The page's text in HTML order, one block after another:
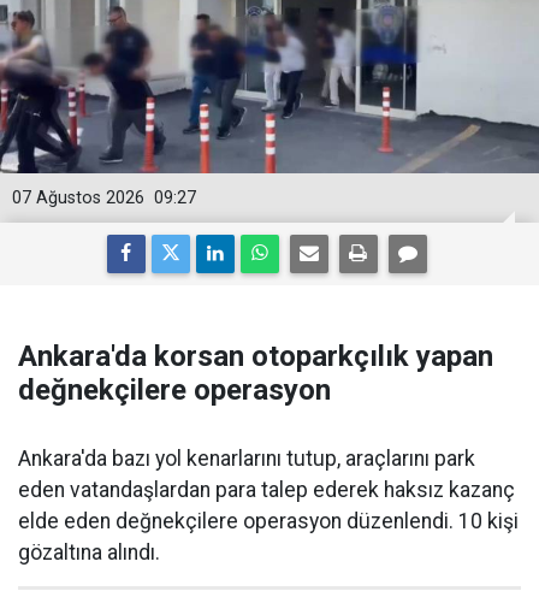
09:27
07 Ağustos 2026
Ankara'da korsan otoparkçılık yapan
değnekçilere operasyon
Ankara'da bazı yol kenarlarını tutup, araçlarını park
eden vatandaşlardan para talep ederek haksız kazanç
elde eden değnekçilere operasyon düzenlendi. 10 kişi
gözaltına alındı.